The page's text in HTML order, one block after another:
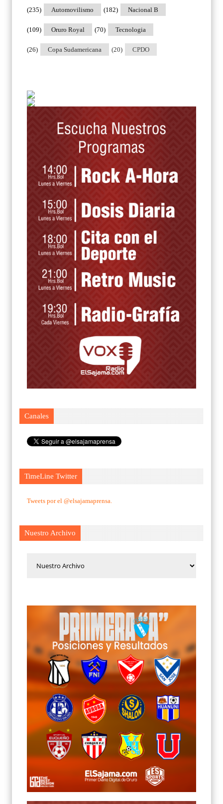
Automovilismo
(235) Nacional B
(182)
Oruro Royal
(109) Tecnologia
(70)
Copa Sudamericana
(26) CPDO
(20)
Canales
TimeLine Twitter
Tweets por el @elsajamaprensa.
Nuestro Archivo